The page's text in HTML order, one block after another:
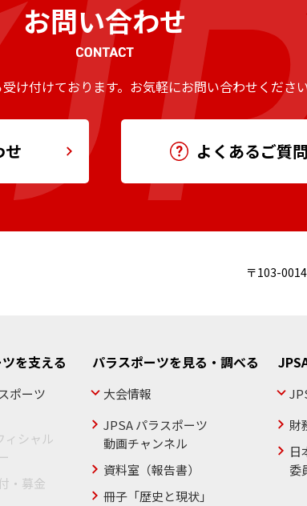
お問い合わせ
け付けております。 お気軽にお問い合わせくださ
せ よくあるご質問
〒103-0014
を支える
ポーツ
ィシャル
・募金
パラスポーツを見る・調べる
大会情報
JPSA パラスポーツ
動画チャンネル
資料室（報告書）
冊子「歴史と現状」
財
日
委